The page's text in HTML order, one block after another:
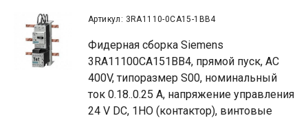
Артикул: 3RA1110-0CA15-1BB4
Фидерная сборка Siemens
3RA11100CA151BB4, прямой пуск, AC
400V, типоразмер S00, номинальный
ток 0.18..0.25 A, напряжение управления
24 V DC, 1НO (контактор), винтовые